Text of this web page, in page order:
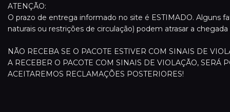
ATENÇÃO:
O prazo de entrega informado no site é ESTIMADO. Alguns
naturais ou restrições de circulação) podem atrasar a
NÃO RECEBA SE O PACOTE ESTIVER COM SINAIS DE
A RECEBER O PACOTE COM SINAIS DE VIOLAÇÃO, SERÁ
ACEITAREMOS RECLAMAÇÕES POSTERIORES!